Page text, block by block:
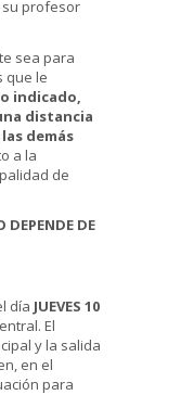
profesor
sea para
que le
indicado,
distancia
demás
a la
de
DEPENDE DE
día JUEVES 10
El
y la salida
en el
para